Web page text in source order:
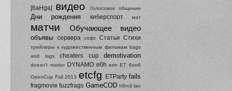
[6aHga] видео Голосовое общение
Дни рождения киберспорт мат
матчи Обучающее видео
объявы сервера софт Статьи Стихи
трейлеры к художественным фильмам bags
and lags
cheaters cup demotivation
doesn't matter DYNAMO e0h erm ET 6on6
OpenCup Fall 2013 etcfg ETParty fails
fragmovie fuzzfrags GameCOD h8m3 lan